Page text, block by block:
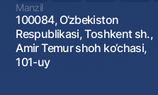
Manzil
100084, O‘zbekiston
Respublikasi, Toshkent sh.,
Amir Temur shoh ko‘chasi,
101-uy